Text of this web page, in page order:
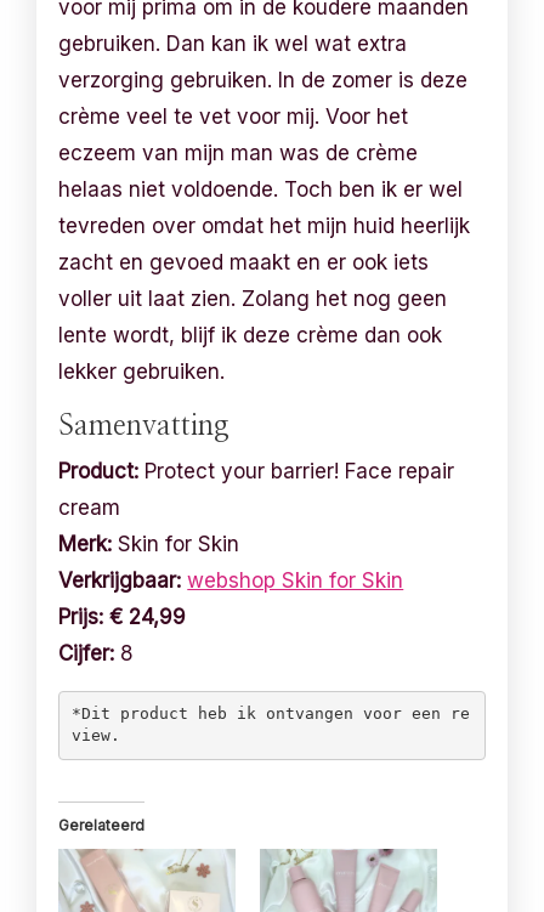
voor mij prima om in de koudere maanden
gebruiken. Dan kan ik wel wat extra
verzorging gebruiken. In de zomer is deze
crème veel te vet voor mij. Voor het
eczeem van mijn man was de crème
helaas niet voldoende. Toch ben ik er wel
tevreden over omdat het mijn huid heerlijk
zacht en gevoed maakt en er ook iets
voller uit laat zien. Zolang het nog geen
lente wordt, blijf ik deze crème dan ook
lekker gebruiken.
Samenvatting
Product: Protect your barrier! Face repair
cream
Merk:Skin for Skin
Verkrijgbaar: webshop Skin for Skin
Prijs: € 24,99
Cijfer: 8
*Dit product heb ik ontvangen voor een re
view.
Gerelateerd